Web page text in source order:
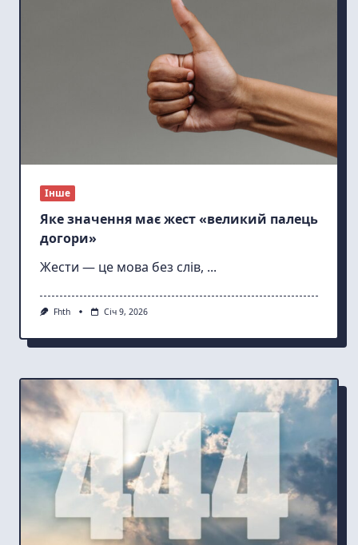
Інше
Яке значення має жест «великий палець
догори»
Жести — це мова без слів, ...
Fhth Січ 9, 2026